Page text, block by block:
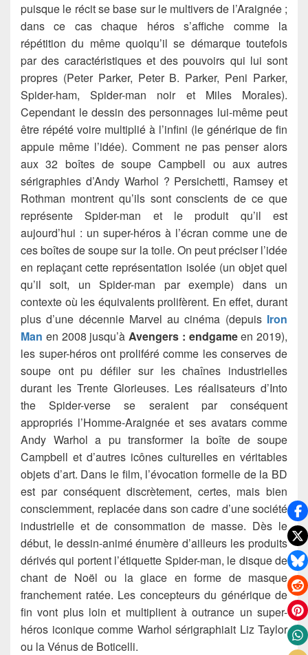
puisque le récit se base sur le multivers de l’Araignée ;
dans ce cas chaque héros s’affiche comme la
répétition du même quoiqu’il se démarque toutefois
par des caractéristiques et des pouvoirs qui lui sont
propres (Peter Parker, Peter B. Parker, Peni Parker,
Spider-ham, Spider-man noir et Miles Morales).
Cependant le dessin des personnages lui-même peut
être répété voire multiplié à l’infini (le générique de fin
appuie même l’idée). Comment ne pas penser alors
aux 32 boîtes de soupe Campbell ou aux autres
sérigraphies d’Andy Warhol ? Persichetti, Ramsey et
Rothman montrent qu’ils sont conscients de ce que
représente Spider-man et le produit qu’il est
aujourd’hui : un super-héros à l’écran comme une de
ces boîtes de soupe sur la toile. On peut préciser l’idée
en replaçant cette représentation isolée (un objet quel
qu’il soit, un Spider-man par exemple) dans un
contexte où les équivalents prolifèrent. En effet, durant
plus d’une décennie Marvel au cinéma (depuis Iron
Man en 2008 jusqu’à Avengers : endgameen 2019),
les super-héros ont proliféré comme les conserves de
soupe ont pu défiler sur les chaînes industrielles
durant les Trente Glorieuses. Les réalisateurs d’Into
the Spider-verse se seraient par conséquent
appropriés l’Homme-Araignée et ses avatars comme
Andy Warhol a pu transformer la boîte de soupe
Campbell et d’autres icônes culturelles en véritables
objets d’art. Dans le film, l’évocation formelle de la BD
est par conséquent discrètement, certes, mais bien
consciemment, replacée dans son cadre d’une société
industrielle et de consommation de masse. Dès le
début, le dessin-animé énumère d’ailleurs les produits
dérivés qui portent l’étiquette Spider-man, le disque de
chant de Noël ou la glace en forme de masque
franchement ratée. Les concepteurs du générique de
fin vont plus loin et multiplient à outrance un super-
héros iconique comme Warhol sérigraphiait Liz Taylor
ou la Vénus de Boticelli.